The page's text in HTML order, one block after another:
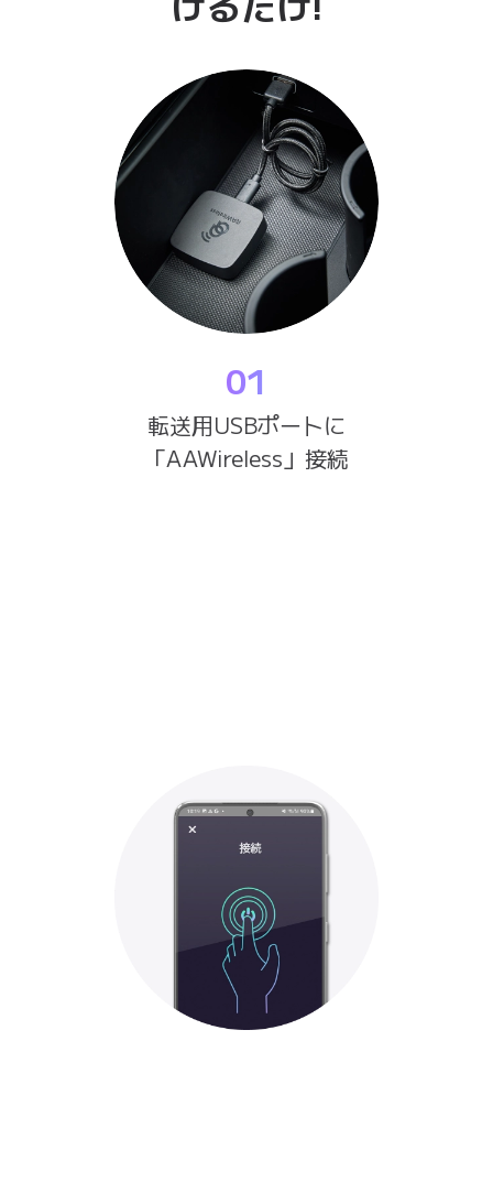
01
転送用USBポートに
「AAWireless」接続
02
「AAWireless」アプリを
ダウンロードし、初期設定